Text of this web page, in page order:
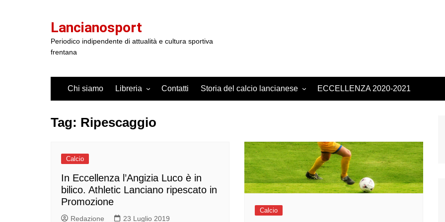
Lancianosport
Periodico indipendente di attualità e cultura sportiva
frentana
Chi siamo Libreria Contatti Storia del calcio lancianese ECCELLENZA 2020-2021
Tag: Ripescaggio
Calcio
In Eccellenza l’Angizia Luco è in
bilico. Athletic Lanciano ripescato in
Promozione
Redazione 23 Luglio 2019
Calcio